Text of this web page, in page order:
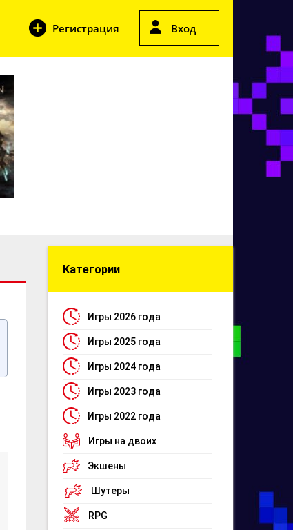
Регистрация Вход
Категории
Игры 2026 года
Игры 2025 года
Игры 2024 года
Игры 2023 года
Игры 2022 года
Игры на двоих
Экшены
Шутеры
RPG